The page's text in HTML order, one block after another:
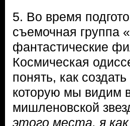
5. Во время
съемочная группа «
фантастические
Космическая
понять, как
которую мы видим
мишленовской
этого места, я